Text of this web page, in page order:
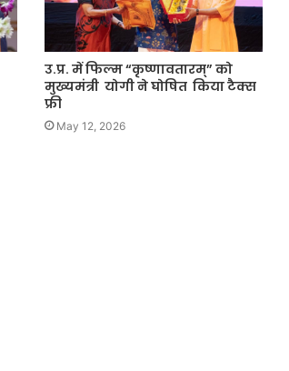
उ.प्र. में फिल्म “कृष्णावतारम्” को
मुख्यमंत्री योगी ने घोषित किया टैक्स
फ्री
May 12, 2026